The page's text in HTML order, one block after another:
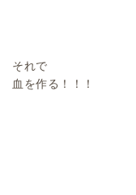
それで
血を作る！！！